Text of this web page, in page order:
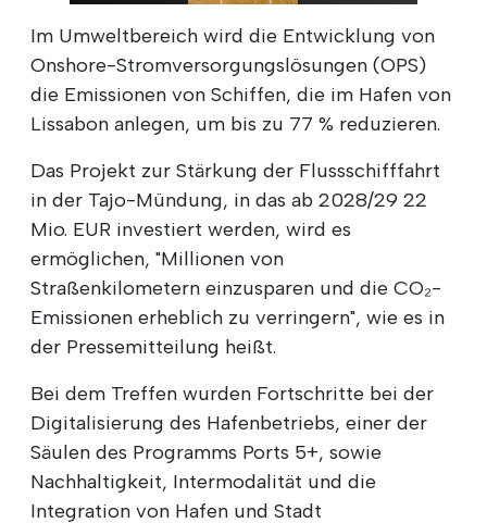
Im Umweltbereich wird die Entwicklung von
Onshore-Stromversorgungslösungen (OPS)
die Emissionen von Schiffen, die im Hafen von
Lissabon anlegen, um bis zu 77 % reduzieren.
Das Projekt zur Stärkung der Flussschifffahrt
in der Tajo-Mündung, in das ab 2028/29 22
Mio. EUR investiert werden, wird es
ermöglichen, "Millionen von
Straßenkilometern einzusparen und die CO₂-
Emissionen erheblich zu verringern", wie es in
der Pressemitteilung heißt.
Bei dem Treffen wurden Fortschritte bei der
Digitalisierung des Hafenbetriebs, einer der
Säulen des Programms Ports 5+, sowie
Nachhaltigkeit, Intermodalität und die
Integration von Hafen und Stadt